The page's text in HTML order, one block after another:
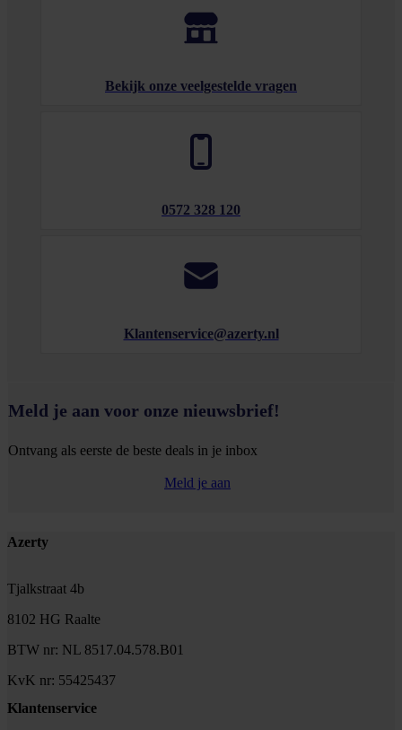
Bekijk onze veelgestelde vragen
0572 328 120
Klantenservice@azerty.nl
Meld je aan voor onze nieuwsbrief!
Ontvang als eerste de beste deals in je inbox
Meld je aan
Footer
Azerty
Tjalkstraat 4b
8102 HG Raalte
BTW nr: NL 8517.04.578.B01
KvK nr: 55425437
Klantenservice